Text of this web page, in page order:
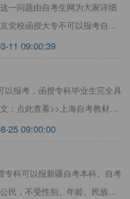
一问题由自考生网为大家详细
党校函授大专不可以报考自考
11 09:00:39
以报考，函授专科毕业生‌完全具
：点此查看>>上海自考教材真
25 09:00:00
专科可以报新疆自考本科‌。自考
民，不受性别、年龄、民族、